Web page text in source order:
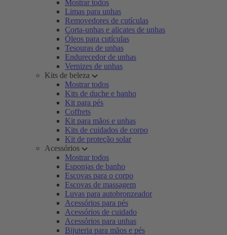
Mostrar todos
Limas para unhas
Removedores de cutículas
Corta-unhas e alicates de unhas
Óleos para cutículas
Tesouras de unhas
Endurecedor de unhas
Vernizes de unhas
Kits de beleza
Mostrar todos
Kits de duche e banho
Kit para pés
Coffrets
Kit para mãos e unhas
Kits de cuidados de corpo
Kit de proteção solar
Acessórios
Mostrar todos
Esponjas de banho
Escovas para o corpo
Escovas de massagem
Luvas para autobronzeador
Acessórios para pés
Acessórios de cuidado
Acessórios para unhas
Bijuteria para mãos e pés